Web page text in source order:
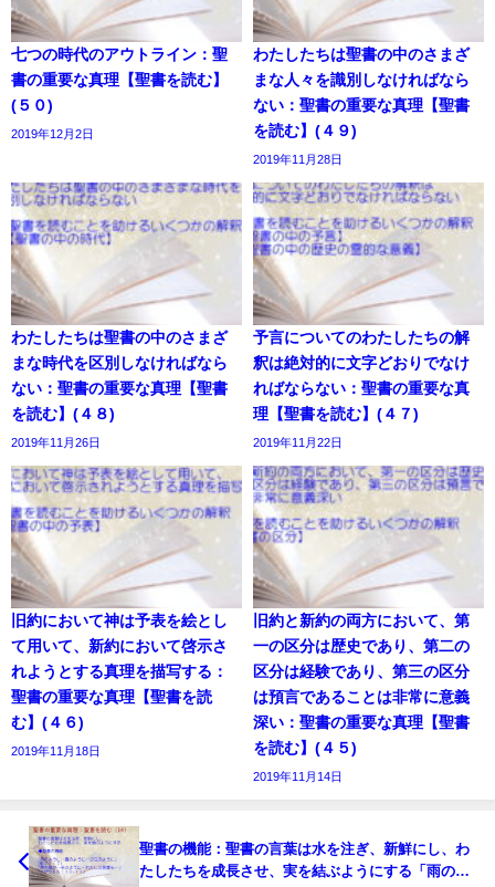
七つの時代のアウトライン：聖
書の重要な真理【聖書を読む】
(５０)
2019年12月2日
わたしたちは聖書の中のさまざ
まな人々を識別しなければなら
ない：聖書の重要な真理【聖書
を読む】(４９)
2019年11月28日
わたしたちは聖書の中のさまざ
まな時代を区別しなければなら
ない：聖書の重要な真理【聖書
を読む】(４８)
2019年11月26日
予言についてのわたしたちの解
釈は絶対的に文字どおりでなけ
ればならない：聖書の重要な真
理【聖書を読む】(４７)
2019年11月22日
旧約において神は予表を絵とし
て用いて、新約において啓示さ
れようとする真理を描写する：
聖書の重要な真理【聖書を読
む】(４６)
2019年11月18日
旧約と新約の両方において、第
一の区分は歴史であり、第二の
区分は経験であり、第三の区分
は預言であることは非常に意義
深い：聖書の重要な真理【聖書
を読む】(４５)
2019年11月14日
聖書の機能：聖書の言葉は水を注ぎ、新鮮にし、わ
たしたちを成長させ、実を結ぶようにする「雨のよ